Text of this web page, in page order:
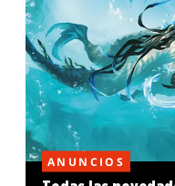
ANUNCIOS